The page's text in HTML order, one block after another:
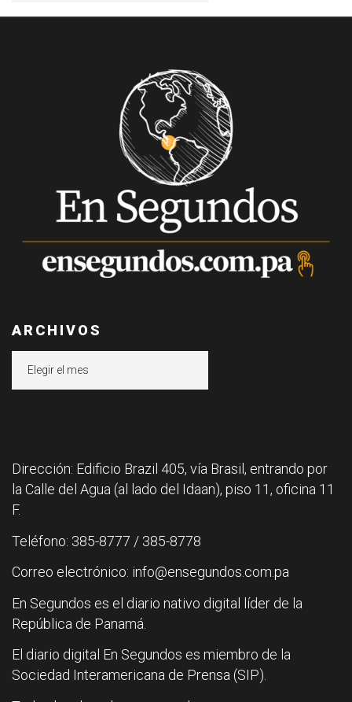
ARCHIVOS
Dirección: Edificio Brazil 405, vía Brasil, entrando por
la Calle del Agua (al lado del Idaan), piso 11, oficina 11
F.
Teléfono: 385-8777 / 385-8778
Correo electrónico: info@ensegundos.com.pa
En Segundos es el diario nativo digital líder de la
República de Panamá.
El diario digital En Segundos es miembro de la
Sociedad Interamericana de Prensa (SIP).